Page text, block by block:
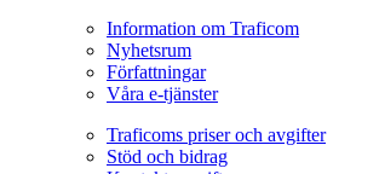
Information om Traficom
Nyhetsrum
Författningar
Våra e-tjänster
Traficoms priser och avgifter
Stöd och bidrag